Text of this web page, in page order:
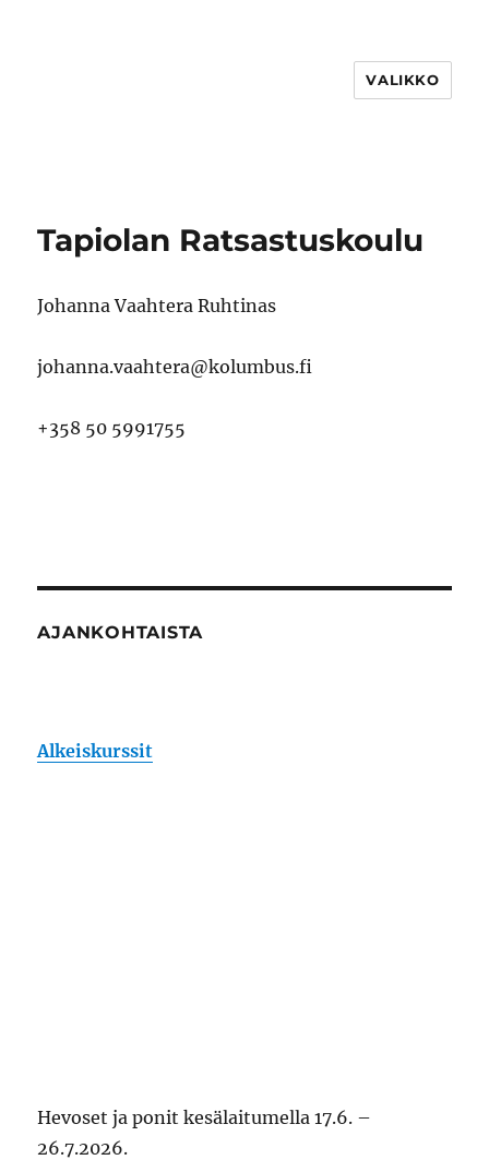
VALIKKO
Tapiolan Ratsastuskoulu
Johanna Vaahtera Ruhtinas
johanna.vaahtera@kolumbus.fi
+358 50 5991755
AJANKOHTAISTA
Alkeiskurssit
Hevoset ja ponit kesälaitumella 17.6. –
26.7.2026.